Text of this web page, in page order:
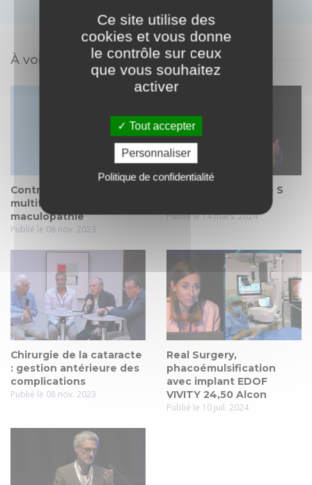
À voir également
Controverse,
multifocalité et
maculopathie
Publié le 08 nov. 2023
Axium 3D, Cataracte S
Publié le 14 mars. 2024
Chirurgie de la cataracte
: gestion antérieure des
complications
Publié le 08 nov. 2023
Real Surgery,
phacoémulsification
avec implant EDOF
VIVITY 24,50 Alcon
Publié le 10 juil. 2024
Ce site utilise des
cookies et vous donne
le contrôle sur ceux
que vous souhaitez
activer
Tout accepter
Personnaliser
Politique de confidentialité